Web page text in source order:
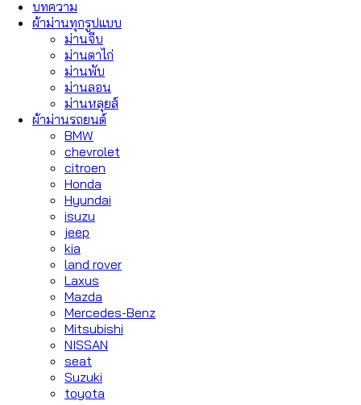
บทความ
ผ้าม่านทุกรูปแบบ
ม่านจีบ
ม่านตาไก่
ม่านพับ
ม่านลอน
ม่านหลุยส์
ผ้าม่านรถยนต์
BMW
chevrolet
citroen
Honda
Hyundai
isuzu
jeep
kia
land rover
Laxus
Mazda
Mercedes-Benz
Mitsubishi
NISSAN
seat
Suzuki
toyota